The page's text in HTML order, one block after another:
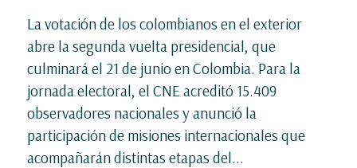
La votación de los colombianos en el exterior
abre la segunda vuelta presidencial, que
culminará el 21 de junio en Colombia. Para la
jornada electoral, el CNE acreditó 15.409
observadores nacionales y anunció la
participación de misiones internacionales que
acompañarán distintas etapas del...